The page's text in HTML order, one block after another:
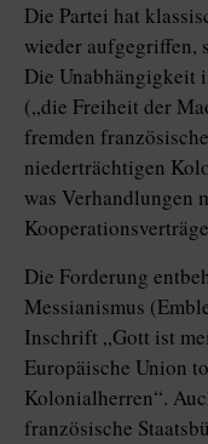
Die Partei hat
wieder aufgegriffen,
Die Unabhängigkeit
(„die Freiheit der
fremden
niederträchtigen
was Verhandlungen
Die Forderung
Messianismus
Inschrift „Gott ist
Europäische Union
Kolonialherren“.
französische